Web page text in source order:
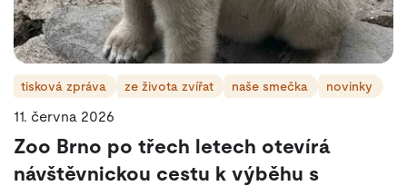
tisková zpráva ze života zvířat naše smečka novinky
11. června 2026
Zoo Brno po třech letech otevírá
návštěvnickou cestu k výběhu s